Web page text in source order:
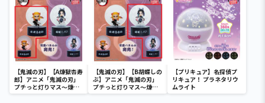
【鬼滅の刃】【A煉獄杏寿
郎】アニメ「鬼滅の刃」
プチっと灯りマス～煉獄
杏寿郎・胡蝶しのぶ～
【鬼滅の刃】【B胡蝶しの
ぶ】アニメ「鬼滅の刃」
プチっと灯りマス～煉獄
杏寿郎・胡蝶しのぶ～
【プリキュア】名探偵プ
リキュア！ プラネタリウ
ムライト